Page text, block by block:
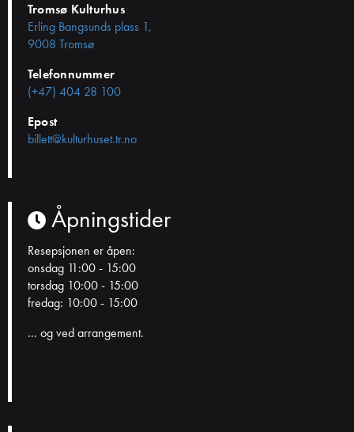
Tromsø Kulturhus
Erling Bangsunds plass 1,
9008 Tromsø
Telefonnummer
(+47) 404 28 100
Epost
billett@kulturhuset.tr.no
Åpningstider
Resepsjonen er åpen:
onsdag 11:00 - 15:00
torsdag 10:00 - 15:00
fredag: 10:00 - 15:00
... og ved arrangement.